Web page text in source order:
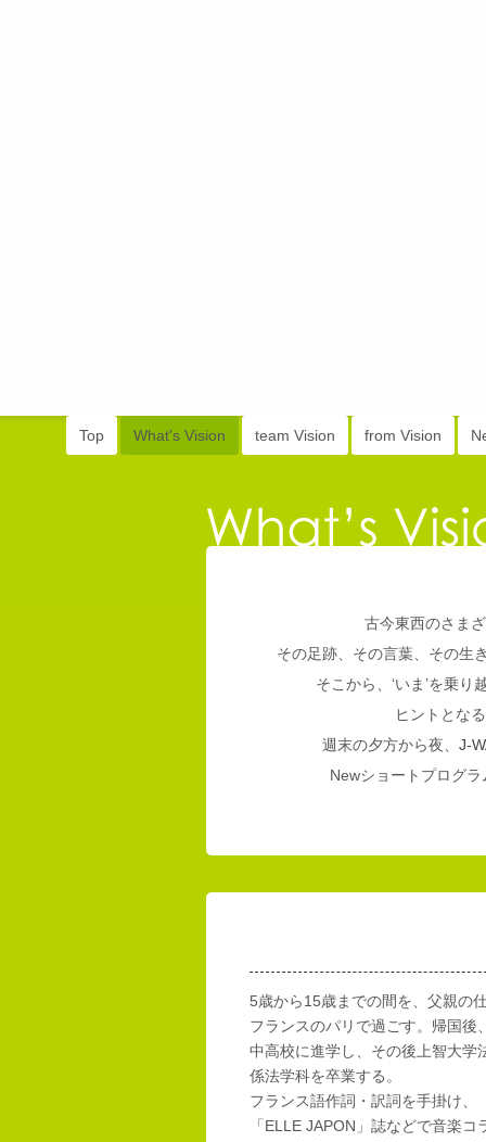
Top What's Vision team Vision from Vision
古今東西のさま
その足跡、その言葉、その生
そこから、‘いま’を乗
ヒントとな
週末の夕方から夜、 J-
Newショートプログ
5歳から15歳までの間を、父親の
フランスのパリで過ごす。帰国後
中高校に進学し、その後上智大学
係法学科を卒業する。
フランス語作詞・訳詞を手掛け、
「ELLE JAPON」誌などで音楽コ